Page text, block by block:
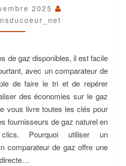
GUIDE
RAPIDE
2025
de gaz disponibles, il est facile
avec un comparateur de
de faire le tri et de repérer
des économies sur le gaz
vous livre toutes les clés pour
fournisseurs de gaz naturel en
clics. Pourquoi utiliser un
comparateur de gaz offre une
directe…